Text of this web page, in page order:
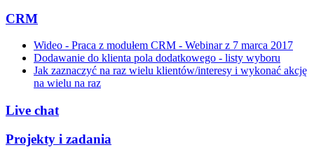
CRM
Wideo - Praca z modułem CRM - Webinar z 7 marca 2017
Dodawanie do klienta pola dodatkowego - listy wyboru
Jak zaznaczyć na raz wielu klientów/interesy i wykonać akcję
na wielu na raz
Live chat
Projekty i zadania